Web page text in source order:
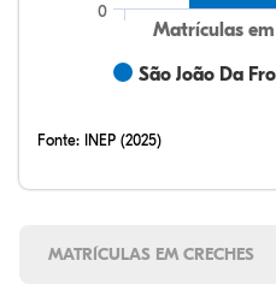
São João Da
Matrículas em
0
Fonte: INEP (2025)
MATRÍCULAS EM CRECHES